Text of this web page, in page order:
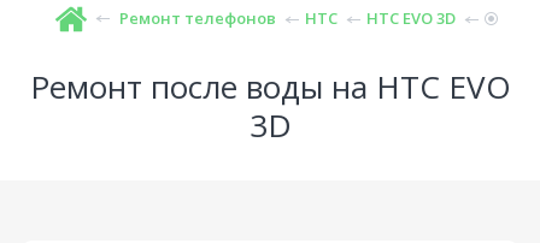
Ремонт телефонов HTC HTC EVO 3D
Ремонт после воды на HTC EVO
3D